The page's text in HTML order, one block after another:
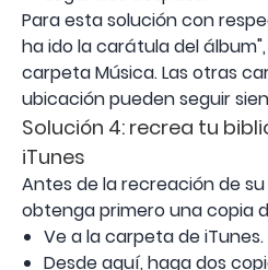
Para esta solución con
ha ido la carátula del
carpeta Música. Las otras
ubicación pueden seguir
Solución 4: recrea tu
iTunes
Antes de la recreación de
obtenga primero una copia
Ve a la carpeta de iTunes.
Desde aquí, haga dos